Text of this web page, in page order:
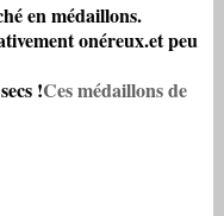
en médaillons.
onéreux.et peu
!Ces médaillons de